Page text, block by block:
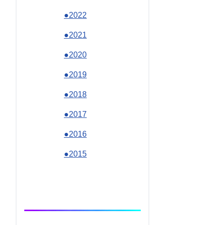
●2022
●2021
●2020
●2019
●2018
●2017
●2016
●2015